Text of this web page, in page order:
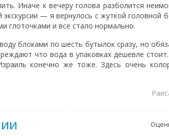
Иначе к вечеру голова разболится
— я вернулось с жуткой головной
глоточками и все стало нормально.
блоками по шесть бутылок сразу, но
что вода в упаковках дешевле
конечно же тоже. Здесь очень